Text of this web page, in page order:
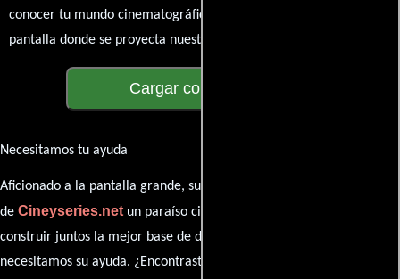
conocer tu mundo cinematográfico. ¡Los comentarios son la
pantalla donde se proyecta nuestra diversidad de opiniones!
Cargar comentarios
Necesitamos tu ayuda
Aficionado a la pantalla grande, su participación es clave para hacer
de Cineyseries.netun paraíso cinéfilo completo. Queremos
construir juntos la mejor base de datos cinematográfica, pero
necesitamos su ayuda. ¿Encontraste algún dato faltante en la ficha